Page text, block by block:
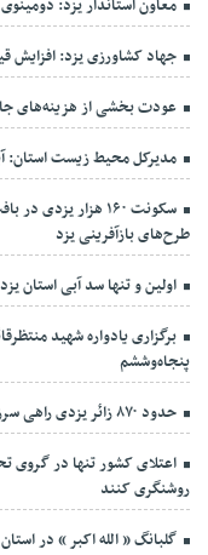
معاون استاندار یزد:
جهاد کشاورزی یزد:
عودت بخشی از هزینه‌های
مدیرکل محیط زیست استان:
طرح‌های بازآفرینی یزد
اولین و تنها سد آبی استان
برگزاری یادواره شهید
پنجاه‌وششم
حدود ۸۷۰ زائر یزدی راهی سرزمین وحی می‌شوند
اعتلای کشور تنها در گروی
روشنگری کنند
گلبانگ « الله اکبر » در